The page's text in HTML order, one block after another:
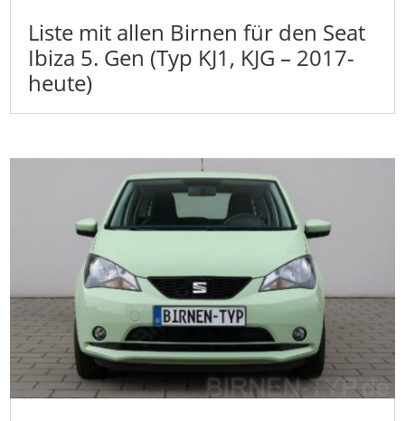
Liste mit allen Birnen für den Seat
Ibiza 5. Gen (Typ KJ1, KJG – 2017-
heute)